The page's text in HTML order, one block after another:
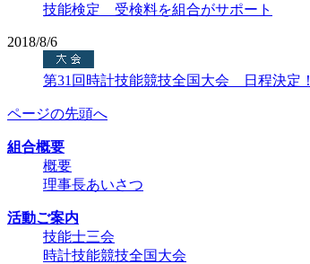
技能検定 受検料を組合がサポート
2018/8/6
第31回時計技能競技全国大会 日程決定！
ページの先頭へ
組合概要
概要
理事長あいさつ
活動ご案内
技能士三会
時計技能競技全国大会